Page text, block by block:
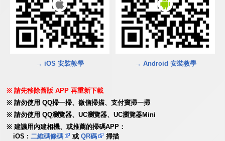
→ iOS 安裝教學 → Android 安裝教學
請先移除舊版 APP 再重新下載
請勿使用 QQ掃一掃、微信掃描、支付寶掃一掃
請勿使用 QQ瀏覽器、UC瀏覽器、UC瀏覽器Mini
建議用內建相機、或推薦的掃碼APP：
iOS :二維碼條碼 或QR碼
掃描